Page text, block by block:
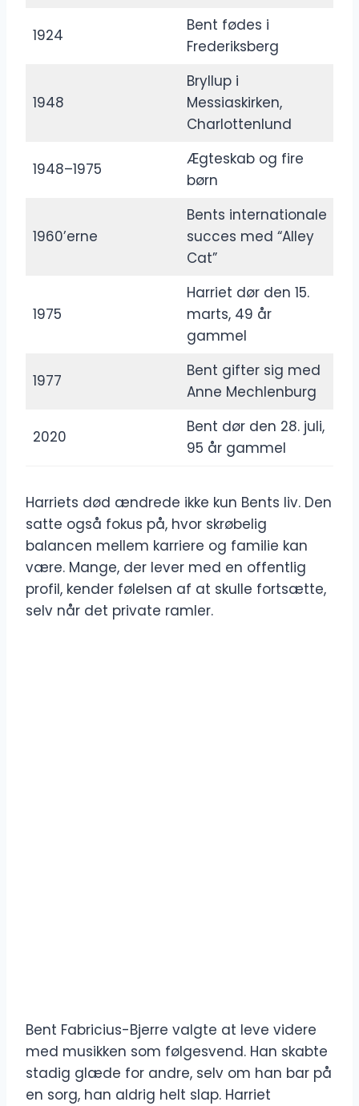
1924
Bent fødes i
Frederiksberg
1948
Bryllup i
Messiaskirken,
Charlottenlund
1948–1975
Ægteskab og fire
børn
1960’erne
Bents internationale
succes med “Alley
Cat”
1975
Harriet dør den 15.
marts, 49 år
gammel
1977
Bent gifter sig med
Anne Mechlenburg
2020
Bent dør den 28. juli,
95 år gammel
Harriets død ændrede ikke kun Bents liv. Den
satte også fokus på, hvor skrøbelig
balancen mellem karriere og familie kan
være. Mange, der lever med en offentlig
profil, kender følelsen af at skulle fortsætte,
selv når det private ramler.
Bent Fabricius-Bjerre valgte at leve videre
med musikken som følgesvend. Han skabte
stadig glæde for andre, selv om han bar på
en sorg, han aldrig helt slap. Harriet